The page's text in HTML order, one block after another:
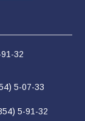
это
32
5-07-33
5-91-32